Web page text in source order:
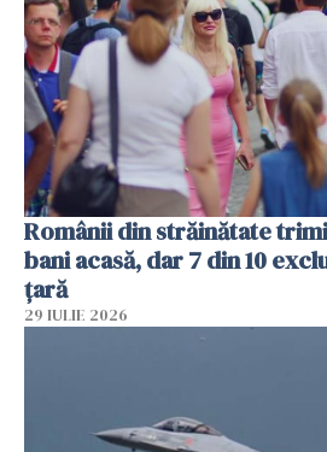
Românii din străinătate
bani acasă, dar 7 din 10
țară
29 IULIE 2026